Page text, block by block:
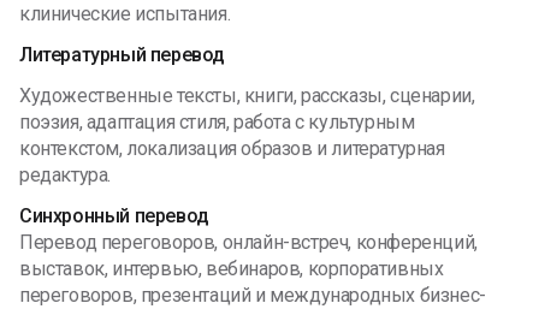
клинические испытания.
Литературный перевод
Художественные тексты, книги, рассказы, сценарии,
поэзия, адаптация стиля, работа с культурным
контекстом, локализация образов и литературная
редактура.
Синхронный перевод
Перевод переговоров, онлайн-встреч, конференций,
выставок, интервью, вебинаров, корпоративных
переговоров, презентаций и международных бизнес-